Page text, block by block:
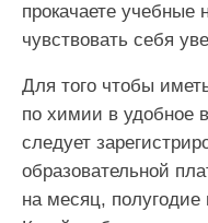
прокачаете учебные
чувствовать себя
Для того чтобы
по химии в удобное
следует
образовательной
на месяц,